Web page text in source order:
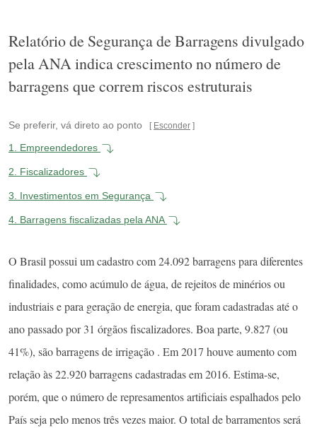
Relatório de Segurança de Barragens divulgado
pela ANA indica crescimento no número de
barragens que correm riscos estruturais
Se preferir, vá direto ao ponto Esconder
1. Empreendedores
2. Fiscalizadores
3. Investimentos em Segurança
4. Barragens fiscalizadas pela ANA
O Brasil possui um cadastro com 24.092 barragens para diferentes
finalidades, como acúmulo de água, de rejeitos de minérios ou
industriais e para geração de energia, que foram cadastradas até o
ano passado por 31 órgãos fiscalizadores. Boa parte, 9.827 (ou
41%), são barragens de irrigação . Em 2017 houve aumento com
relação às 22.920 barragens cadastradas em 2016. Estima-se,
porém, que o número de represamentos artificiais espalhados pelo
País seja pelo menos três vezes maior. O total de barramentos será